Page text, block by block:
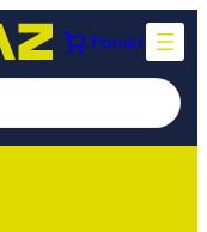
Panier